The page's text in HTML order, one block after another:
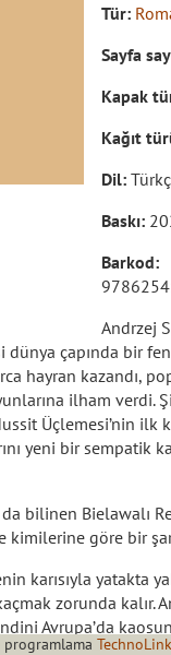
Tür:
Sayfa
Kapak
Kağıt
Dil:
Baskı:
Barkod:
Andrzej
dünya çapında bir
hayran kazandı,
ilham verdi.
Üçlemesi’nin ilk
yeni bir sempatik
bilinen Bielawalı
kimilerine göre bir
karısıyla yatakta
zorunda kalır.
Avrupa’da
bulur. Hussitler ve
programlama